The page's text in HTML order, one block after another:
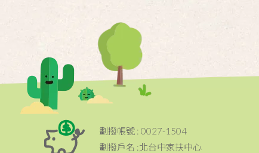
劃撥帳號 : 0027-1504
劃撥戶名 :北台中家扶中心